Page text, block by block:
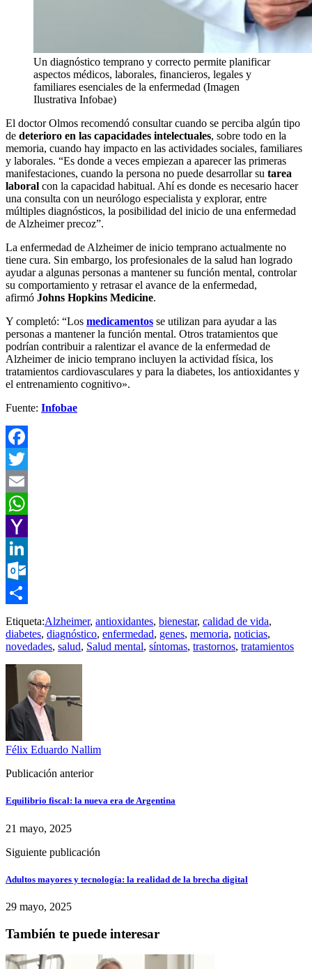
Un diagnóstico temprano y correcto permite planificar
aspectos médicos, laborales, financieros, legales y
familiares esenciales de la enfermedad (Imagen
Ilustrativa Infobae)
El doctor Olmos recomendó consultar cuando se perciba algún tipo
de deterioro en las capacidades intelectuales, sobre todo en la
memoria, cuando hay impacto en las actividades sociales, familiares
y laborales. “Es donde a veces empiezan a aparecer las primeras
manifestaciones, cuando la persona no puede desarrollar su tarea
laboral con la capacidad habitual. Ahí es donde es necesario hacer
una consulta con un neurólogo especialista y explorar, entre
múltiples diagnósticos, la posibilidad del inicio de una enfermedad
de Alzheimer precoz”.
La enfermedad de Alzheimer de inicio temprano actualmente no
tiene cura. Sin embargo, los profesionales de la salud han logrado
ayudar a algunas personas a mantener su función mental, controlar
su comportamiento y retrasar el avance de la enfermedad,
afirmó Johns Hopkins Medicine.
Y completó: “Los medicamentos se utilizan para ayudar a las
personas a mantener la función mental. Otros tratamientos que
podrían contribuir a ralentizar el avance de la enfermedad de
Alzheimer de inicio temprano incluyen la actividad física, los
tratamientos cardiovasculares y para la diabetes, los antioxidantes y
el entrenamiento cognitivo».
Fuente: Infobae
Facebook
Twitter
Email
WhatsApp
Yahoo
Mail
LinkedIn
Outlook.com
Compartir
Etiqueta:Alzheimer, antioxidantes, bienestar, calidad de vida,
diabetes, diagnóstico, enfermedad, genes, memoria, noticias,
novedades, salud, Salud mental, síntomas, trastornos, tratamientos
Félix Eduardo Nallim
Publicación anterior
Equilibrio fiscal: la nueva era de Argentina
21 mayo, 2025
Siguiente publicación
Adultos mayores y tecnología: la realidad de la brecha digital
29 mayo, 2025
También te puede interesar